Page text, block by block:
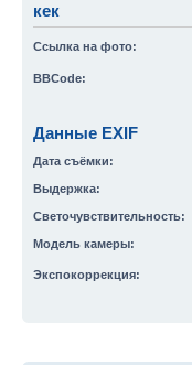
кек
Ссылка на фото:
BBCode:
Данные EXIF
Дата съёмки:
Выдержка:
Светочувствительность:
Модель камеры:
Экспокоррекция: